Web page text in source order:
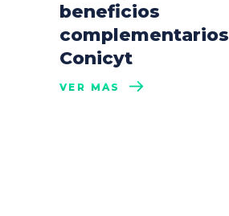
beneficios
complementarios
Conicyt
VER MÁS